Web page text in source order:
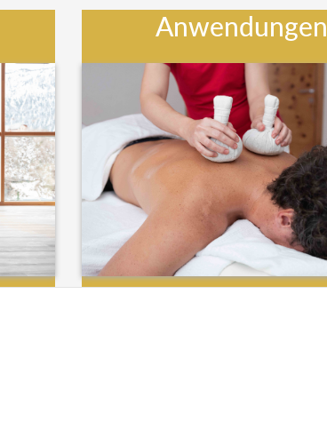
Anwendungen